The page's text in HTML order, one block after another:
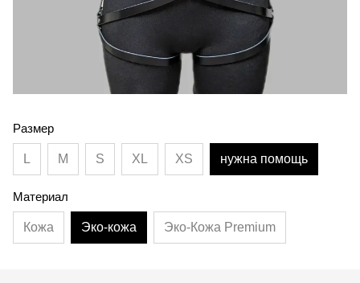
Размер
L M S XL XS нужна помощь
Материал
Кожа Эко-кожа Эко-Кожа Premium